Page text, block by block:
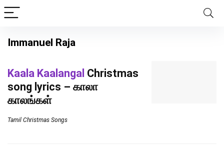
Immanuel Raja
Kaala Kaalangal Christmas
song lyrics – காலா
காலங்கள்
Tamil Christmas Songs